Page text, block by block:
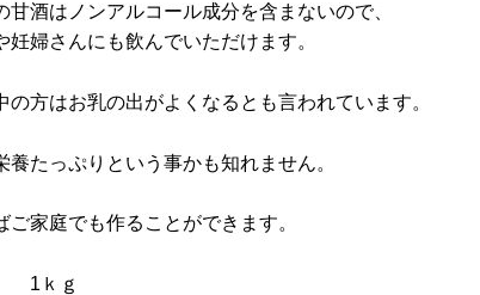
甘酒はノンアルコール成分を含まないので、
妊婦さんにも飲んでいただけます。
の方はお乳の出がよくなるとも言われています。
養たっぷりという事かも知れません。
ご家庭でも作ることができます。
1ｋｇ